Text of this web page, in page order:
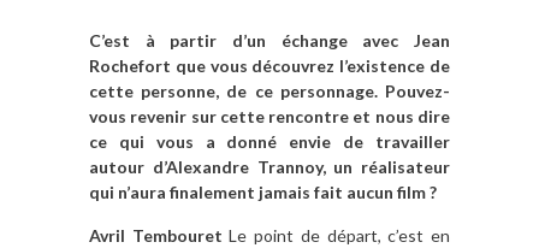
C’est à partir d’un échange avec Jean
Rochefort que vous découvrez l’existence de
cette personne, de ce personnage. Pouvez-
vous revenir sur cette rencontre et nous dire
ce qui vous a donné envie de travailler
autour d’Alexandre Trannoy, un réalisateur
qui n’aura finalement jamais fait aucun film ?
Avril TembouretLe point de départ, c’est en